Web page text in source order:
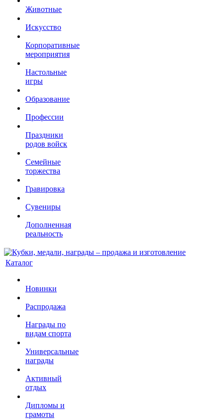
Животные
Искусство
Корпоративные
мероприятия
Настольные
игры
Образование
Профессии
Праздники
родов войск
Семейные
торжества
Гравировка
Сувениры
Дополненная
реальность
Каталог
Новинки
Распродажа
Награды по
видам спорта
Универсальные
награды
Активный
отдых
Дипломы и
грамоты